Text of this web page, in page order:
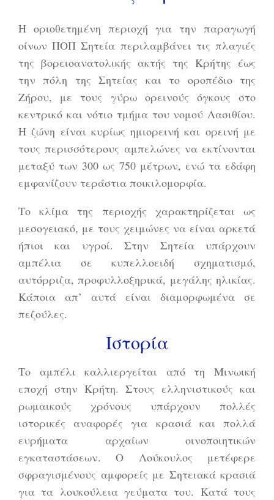
Η οριοθετημένη περιοχή για την παραγωγή
οίνων ΠΟΠ Σητεία περιλαμβάνει τις πλαγιές
της βορειοανατολικής ακτής της Κρήτης έως
την πόλη της Σητείας και το οροπέδιο της
Ζήρου, με τους γύρω ορεινούς όγκους στο
κεντρικό και νότιο τμήμα του νομού Λασιθίου.
Η ζώνη είναι κυρίως ημιορεινή και ορεινή με
τους περισσότερους αμπελώνες να εκτίνονται
μεταξύ των 300 ως 750 μέτρων, ενώ τα εδάφη
εμφανίζουν τεράστια ποικιλομορφία.
Το κλίμα της περιοχής χαρακτηρίζεται ως
μεσογειακό, με τους χειμώνες να είναι αρκετά
ήπιοι και υγροί. Στην Σητεία υπάρχουν
αμπέλια σε κυπελλοειδή σχηματισμό,
αυτόρριζα, προφυλλοξηρικά, μεγάλης ηλικίας.
Κάποια απ’ αυτά είναι διαμορφωμένα σε
πεζούλες.
Ιστορία
Το αμπέλι καλλιεργείται από τη Μινωική
εποχή στην Κρήτη. Στους ελληνιστικούς και
ρωμαικούς χρόνους υπάρχουν πολλές
ιστορικές αναφορές για κρασιά και πολλά
ευρήματα αρχαίων οινοποιητικών
εγκαταστάσεων. Ο Λούκουλος μετέφερε
σφραγισμένους αμφορείς με Σητειακά κρασιά
για τα λουκούλεια γεύματα του. Κατά τους